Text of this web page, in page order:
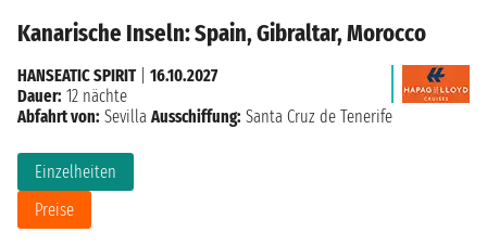
Kanarische Inseln: Spain, Gibraltar, Morocco
Einzelheiten
Preise
HANSEATIC SPIRIT| 16.10.2027
Dauer: 12 nächte
Abfahrt von: Sevilla Ausschiffung: Santa Cruz de Tenerife